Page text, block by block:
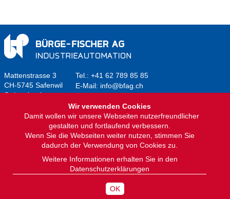
Mattenstrasse 3
CH-5745 Safenwil
Switzerland
Tel.: +41 62 789 85 85
E-Mail: info@bfag.ch
Kontakt und Anfahrt
Datenschutzerklärung
Wir verwenden Cookies
Damit wollen wir unsere Webseiten nutzerfreundlicher
gestalten und fortlaufend verbessern.
Wenn Sie die Webseiten weiter nutzen, stimmen Sie
dadurch der Verwendung von Cookies zu.
Weitere Informationen erhalten Sie in den
Datenschutzerklärungen
OK